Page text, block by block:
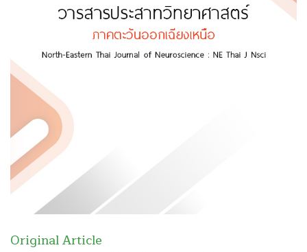
Original Article